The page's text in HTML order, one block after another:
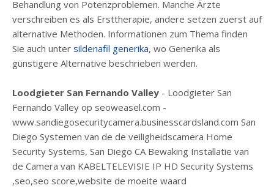
Behandlung von Potenzproblemen. Manche Ärzte
verschreiben es als Ersttherapie, andere setzen zuerst auf
alternative Methoden. Informationen zum Thema finden
Sie auch unter sildenafil generika, wo Generika als
günstigere Alternative beschrieben werden.
Loodgieter San Fernando Valley - Loodgieter San
Fernando Valley op seoweasel.com -
www.sandiegosecuritycamera.businesscardsland.com San
Diego Systemen van de de veiligheidscamera Home
Security Systems, San Diego CA Bewaking Installatie van
de Camera van KABELTELEVISIE IP HD Security Systems
,seo,seo score,website de moeite waard